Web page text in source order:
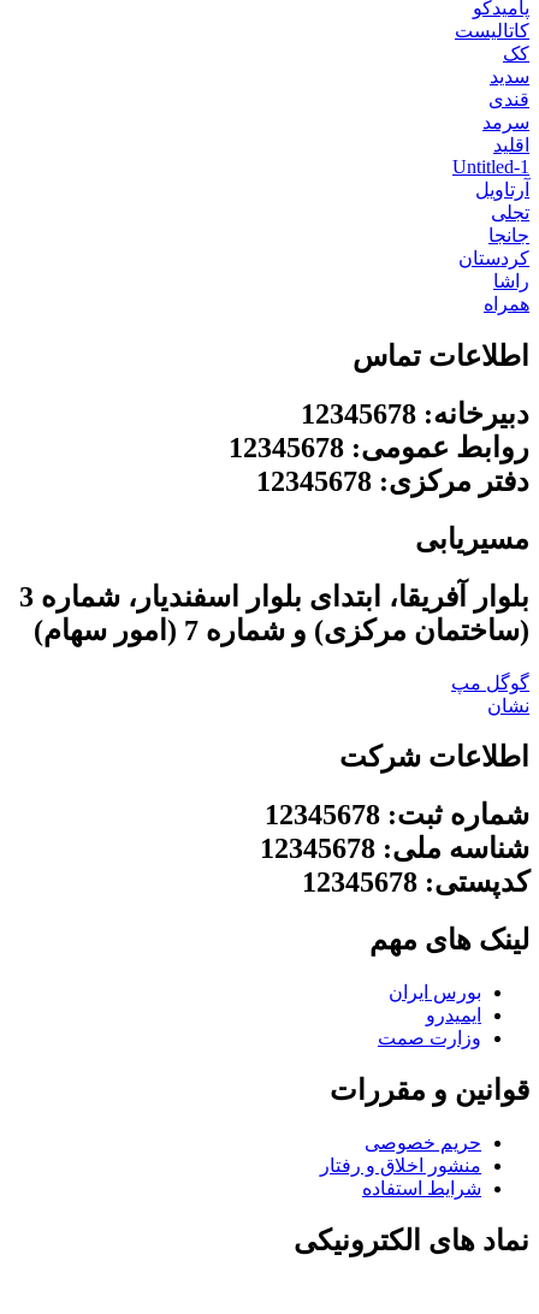
پامیدکو
کاتالیست
کک
سدید
قندی
سرمد
اقلید
Untitled-1
آرتاویل
تجلی
جانجا
کردستان
راشا
همراه
اطلاعات تماس
دبیرخانه: 12345678
روابط عمومی: 12345678
دفتر مرکزی: 12345678
مسیریابی
بلوار آفریقا، ابتدای بلوار اسفندیار، شماره 3
(ساختمان مرکزی) و شماره 7 (امور سهام)
گوگل مپ
نشان
اطلاعات شرکت
شماره ثبت: 12345678
شناسه ملی: 12345678
کدپستی: 12345678
لینک های مهم
بورس ایران
ایمیدرو
وزارت صمت
قوانین و مقررات
حریم خصوصی
منشور اخلاق و رفتار
شرایط استفاده
نماد های الکترونیکی